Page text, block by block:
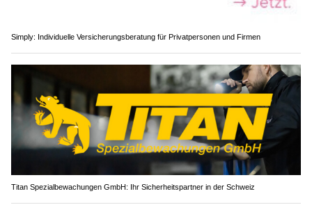
Simply: Individuelle Versicherungsberatung für Privatpersonen und Firmen
Titan Spezialbewachungen GmbH: Ihr Sicherheitspartner in der Schweiz